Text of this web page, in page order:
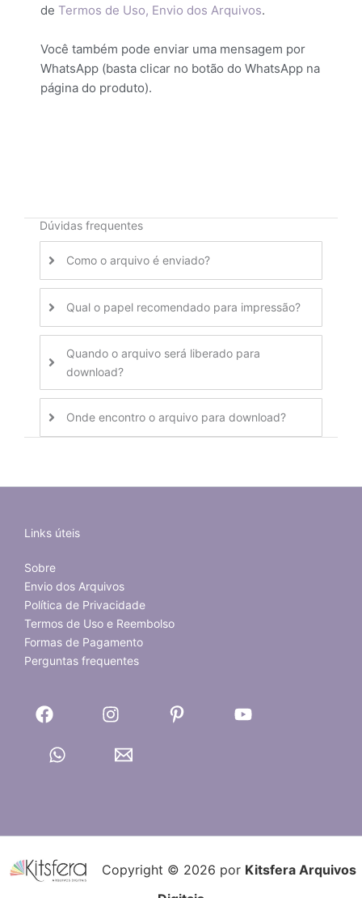
de Termos de Uso, Envio dos Arquivos.
Você também pode enviar uma mensagem por
WhatsApp (basta clicar no botão do WhatsApp na
página do produto).
Dúvidas frequentes
Como o arquivo é enviado?
Qual o papel recomendado para impressão?
Quando o arquivo será liberado para
download?
Onde encontro o arquivo para download?
Links úteis
Sobre
Envio dos Arquivos
Política de Privacidade
Termos de Uso e Reembolso
Formas de Pagamento
Perguntas frequentes
Copyright © 2026 por Kitsfera Arquivos